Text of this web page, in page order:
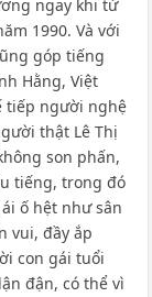
ngay khi từ
1990. Và với
góp tiếng
Hằng, Việt
tiếp người nghệ
thật Lê Thị
son phấn,
tiếng, trong đó
ố hệt như sân
vui, đầy ắp
con gái tuổi
đận, có thể vì